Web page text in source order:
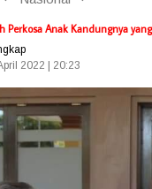
Perkosa Anak Kandungnya
2022 | 20:23